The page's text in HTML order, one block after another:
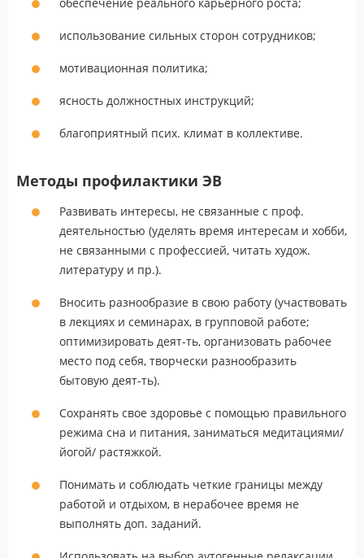
использование сильных сторон сотрудников;
мотивационная политика;
ясность должностных инструкций;
благоприятный псих. климат в коллективе.
Методы профилактики ЭВ
Развивать интересы, не связанные с проф.
деятельностью (уделять время интересам и хобби,
не связанными с профессией, читать худож.
литературу и пр.).
Вносить разнообразие в свою работу (участвовать
в лекциях и семинарах, в групповой работе;
оптимизировать деят-ть, организовать рабочее
место под себя, творчески разнообразить
бытовую деят-ть).
Сохранять свое здоровье с помощью правильного
режима сна и питания, заниматься медитациями/
йогой/ растяжкой.
Понимать и соблюдать четкие границы между
работой и отдыхом, в нерабочее время не
выполнять доп. заданий.